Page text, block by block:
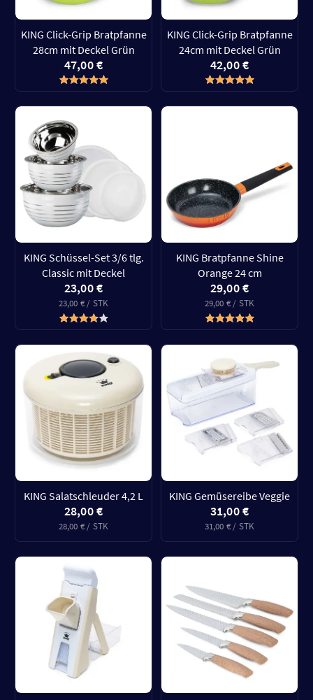
KING Click-Grip Bratpfanne
28cm mit Deckel Grün
47,00 €
KING Click-Grip Bratpfanne
24cm mit Deckel Grün
42,00 €
KING Schüssel-Set 3/6 tlg.
Classic mit Deckel
23,00 €
23,00 € / STK
KING Bratpfanne Shine
Orange 24 cm
29,00 €
29,00 € / STK
KING Salatschleuder 4,2 L
28,00 €
28,00 € / STK
KING Gemüsereibe Veggie
31,00 €
31,00 € / STK